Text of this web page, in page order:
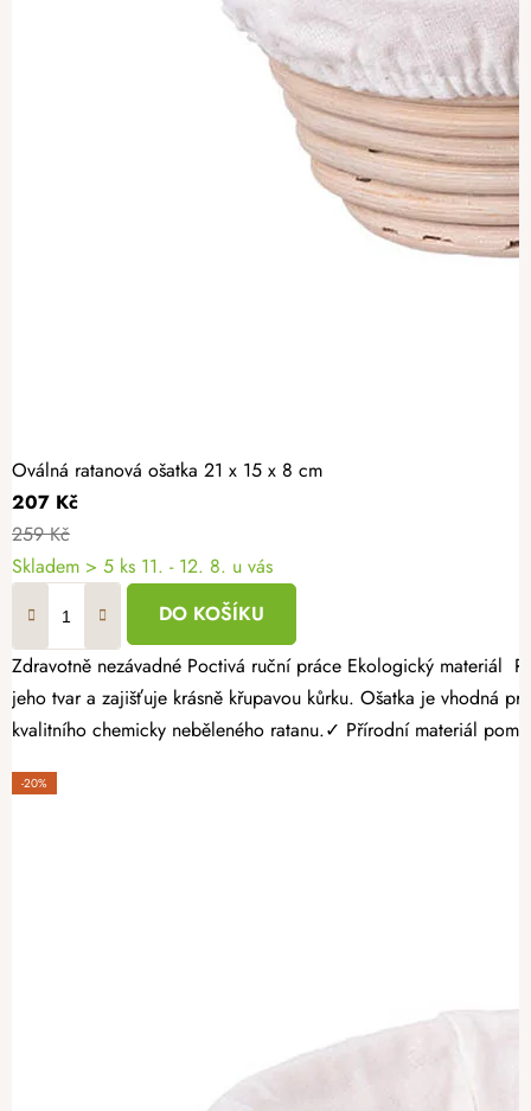
Oválná ratanová ošatka 21 x 15 x 8 cm
207 Kč
259 Kč
Skladem > 5 ks 11. - 12. 8. u vás
DO KOŠÍKU
Zdravotně nezávadné Poctivá ruční práce Ekologický materiál Ratanová ošatka je ideální volbou pro domácí pekaře i malé pekárny. Přírodní nebělený ratan podporuje rovnoměrné kynutí těsta, zachovává
jeho tvar a zajišťuje krásně křupavou kůrku. Ošatka je vhodná pro každodenní domácí pečení. Proč si vybrat ratanovou ošatku na
kvalitního chemicky neběleného ratanu.✓ Přírodní materiál
-20%